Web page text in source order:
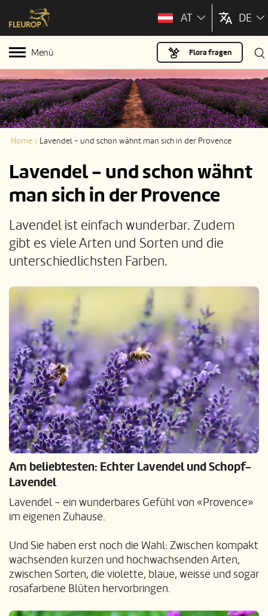
AT DE
Menü Flora fragen
Home Lavendel - und schon wähnt man sich in der Provence
Lavendel - und schon wähnt
man sich in der Provence
Lavendel ist einfach wunderbar. Zudem
gibt es viele Arten und Sorten und die
unterschiedlichsten Farben.
Am beliebtesten: Echter Lavendel und Schopf-
Lavendel
Lavendel – ein wunderbares Gefühl von «Provence»
im eigenen Zuhause.
Und Sie haben erst noch die Wahl: Zwischen kompakt
wachsenden kurzen und hochwachsenden Arten,
zwischen Sorten, die violette, blaue, weisse und sogar
rosafarbene Blüten hervorbringen.